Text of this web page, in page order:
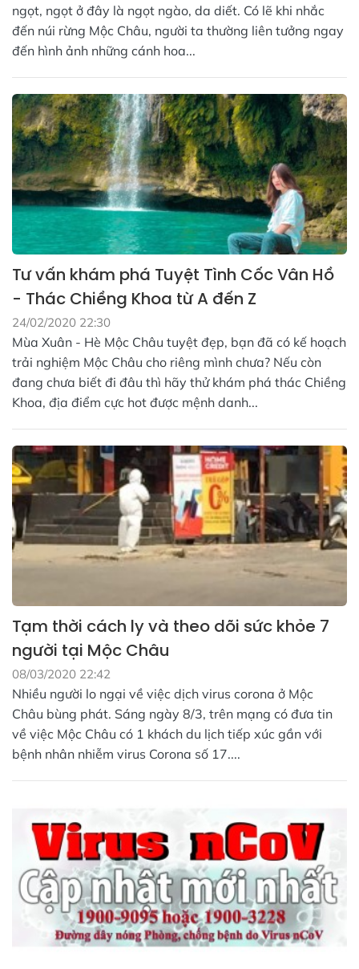
ngọt, ngọt ở đây là ngọt ngào, da diết. Có lẽ khi nhắc
đến núi rừng Mộc Châu, người ta thường liên tưởng ngay
đến hình ảnh những cánh hoa...
Tư vấn khám phá Tuyệt Tình Cốc Vân Hồ
- Thác Chiềng Khoa từ A đến Z
24/02/2020 22:30
Mùa Xuân - Hè Mộc Châu tuyệt đẹp, bạn đã có kế hoạch
trải nghiệm Mộc Châu cho riêng mình chưa? Nếu còn
đang chưa biết đi đâu thì hãy thử khám phá thác Chiềng
Khoa, địa điểm cực hot được mệnh danh...
Tạm thời cách ly và theo dõi sức khỏe 7
người tại Mộc Châu
08/03/2020 22:42
Nhiều người lo ngại về việc dịch virus corona ở Mộc
Châu bùng phát. Sáng ngày 8/3, trên mạng có đưa tin
về việc Mộc Châu có 1 khách du lịch tiếp xúc gần với
bệnh nhân nhiễm virus Corona số 17....